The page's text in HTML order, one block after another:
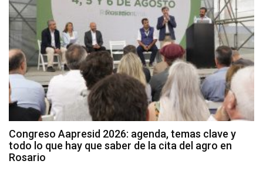
Congreso Aapresid 2026: agenda, temas clave y
todo lo que hay que saber de la cita del agro en
Rosario